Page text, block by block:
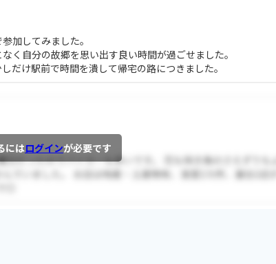
加してみました。
く自分の故郷を思い出す良い時間が過ごせました。
だけ駅前で時間を潰して帰宅の路につきました。
にはログインが必要です